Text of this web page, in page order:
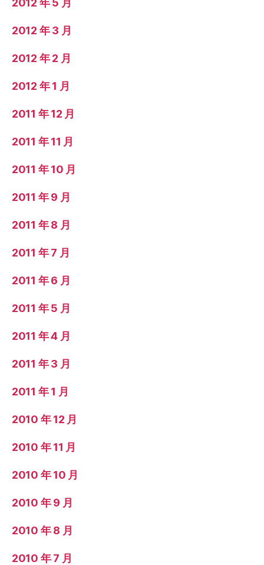
2012 年 5 月
2012 年 3 月
2012 年 2 月
2012 年 1 月
2011 年 12 月
2011 年 11 月
2011 年 10 月
2011 年 9 月
2011 年 8 月
2011 年 7 月
2011 年 6 月
2011 年 5 月
2011 年 4 月
2011 年 3 月
2011 年 1 月
2010 年 12 月
2010 年 11 月
2010 年 10 月
2010 年 9 月
2010 年 8 月
2010 年 7 月